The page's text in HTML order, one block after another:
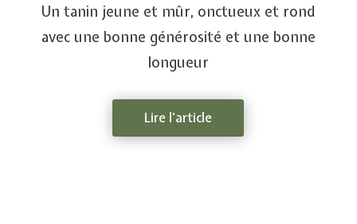
Un tanin jeune et mûr, onctueux et rond
avec une bonne générosité et une bonne
longueur
Lire l'article